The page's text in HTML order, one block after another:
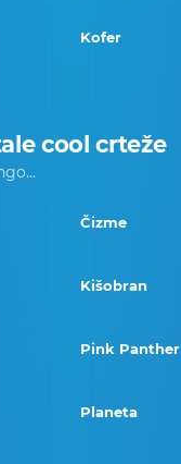
Kofer
cool crteže
Čizme
Kišobran
Pink Panther
Planeta